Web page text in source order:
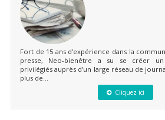
Fort de 15 ans d’expérience dans la
presse, Neo-bienêtre a su se créer
privilégiés auprès d’un large réseau de
plus de...
Cliquez ici